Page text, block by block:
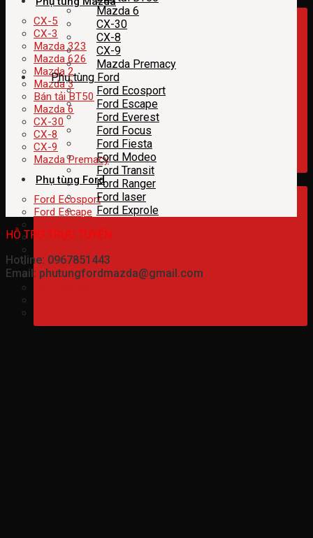
CX-5
CX-3
Mazda 323
Mazda 626
Mazda 2
Mazda 3
Bán tải BT50
Mazda 6
CX-30
CX-8
CX-9
Mazda Premacy
Phụ tùng Ford
Ford Ecosport
Ford Escape
Ford Focus
Ford Modeo
Ford Transit
Mazda 6
CX-30
CX-8
CX-9
Mazda Premacy
Phụ tùng Ford
Ford Ecosport
Ford Escape
Ford Everest
Ford Focus
Ford Fiesta
Ford Modeo
Ford Transit
Ford Ranger
Ford laser
Ford Exprole
HỖ TRỢ TRỰC TUYẾN
Hotline: 0967851443
Email: phutungfordmazda@gmail.com